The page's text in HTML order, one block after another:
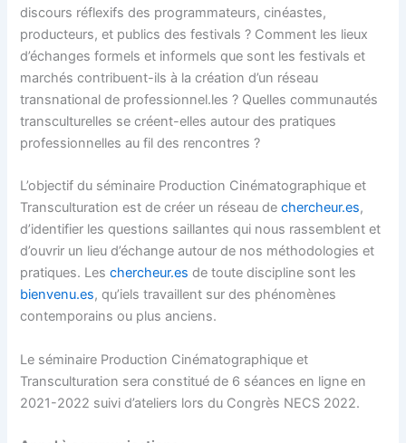
discours réflexifs des programmateurs, cinéastes,
producteurs, et publics des festivals ? Comment les lieux
d’échanges formels et informels que sont les festivals et
marchés contribuent-ils à la création d’un réseau
transnational de professionnel.les ? Quelles communautés
transculturelles se créent-elles autour des pratiques
professionnelles au fil des rencontres ?
L’objectif du séminaire Production Cinématographique et
Transculturation est de créer un réseau dechercheur.es,
d’identifier les questions saillantes qui nous rassemblent et
d’ouvrir un lieu d’échange autour de nos méthodologies et
pratiques. Leschercheur.es de toute discipline sont les
bienvenu.es, qu’iels travaillent sur des phénomènes
contemporains ou plus anciens.
Le séminaire Production Cinématographique et
Transculturation sera constitué de 6 séances en ligne en
2021-2022 suivi d’ateliers lors du Congrès NECS 2022.